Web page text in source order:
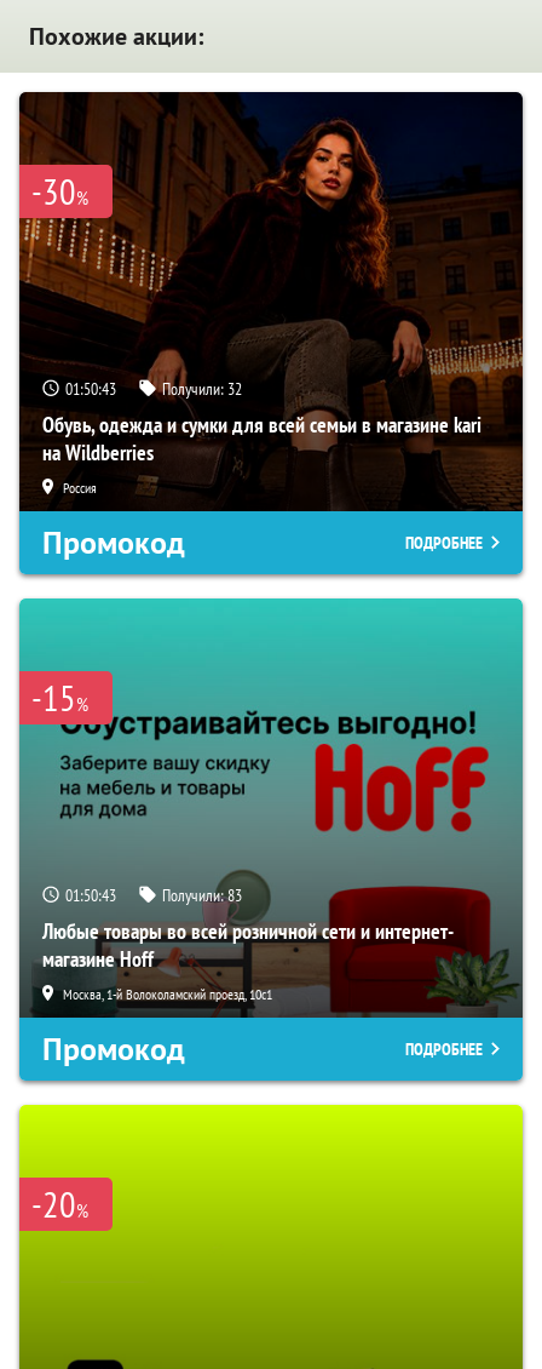
Похожие акции:
-30%
01:50:42 Получили: 32
Обувь, одежда и сумки для всей семьи в магазине kari
на Wildberries
Россия
Промокод ПОДРОБНЕЕ
-15%
01:50:42 Получили:83
Любые товары во всей розничной сети и интернет-
магазине Hoff
Москва, 1-й Волоколамский проезд, 10с1
Промокод ПОДРОБНЕЕ
-20%